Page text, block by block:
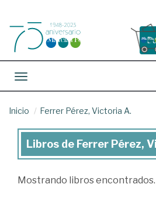
Toggle navigation
Inicio Ferrer Pérez, Victoria A.
Libros
Ferrer
Libros de Ferrer Pérez,
Mostrando libros encontrados.